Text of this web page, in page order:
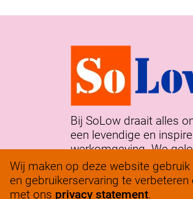
Bij SoLow draait alles
een levendige en
werkomgeving. We
succes voortkomt uit
toewijding van ons
Wij maken op deze website
en gebruikerservaring te
met ons privacy statement.